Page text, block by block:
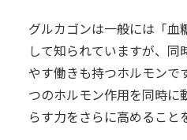
グルカゴンは一般には「血
して知られていますが、
やす働きも持つホルモンで
つのホルモン作用を同時に
らす力をさらに高めること